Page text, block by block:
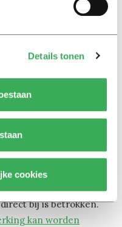
Details tonen
cookies
meimet het besluit
contacten
bestaan omdat die
doeleinden of de
waar
bij is betrokken.
kan worden